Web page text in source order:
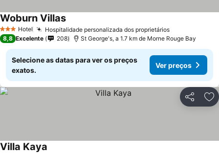
3 EstrelasHotel Hospitalidade personalizada dos proprietários
Woburn Villas
8,8 Excelente 208 St George's, a 1.7 km de Morne Rouge Bay
Selecione as datas para ver os preços
exatos.
Ver preços
Partilhar
Villa Kaya